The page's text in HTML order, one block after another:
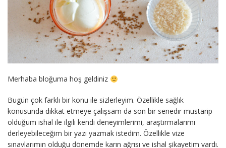
Merhaba bloğuma hoş geldiniz
Bugün çok farklı bir konu ile sizlerleyim. Özellikle sağlık
konusunda dikkat etmeye çalışsam da son bir senedir mustarip
olduğum ishal ile ilgili kendi deneyimlerimi, araştırmalarımı
derleyebileceğim bir yazı yazmak istedim. Özellikle vize
sınavlarımın olduğu dönemde karın ağrısı ve ishal şikayetim vardı.